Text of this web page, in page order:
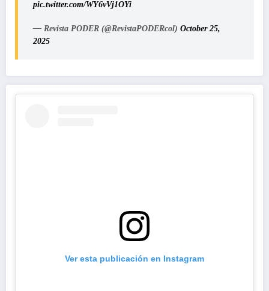
pic.twitter.com/WY6vVj1OYi
— Revista PODER (@RevistaPODERcol) October 25,
2025
Ver esta publicación en Instagram